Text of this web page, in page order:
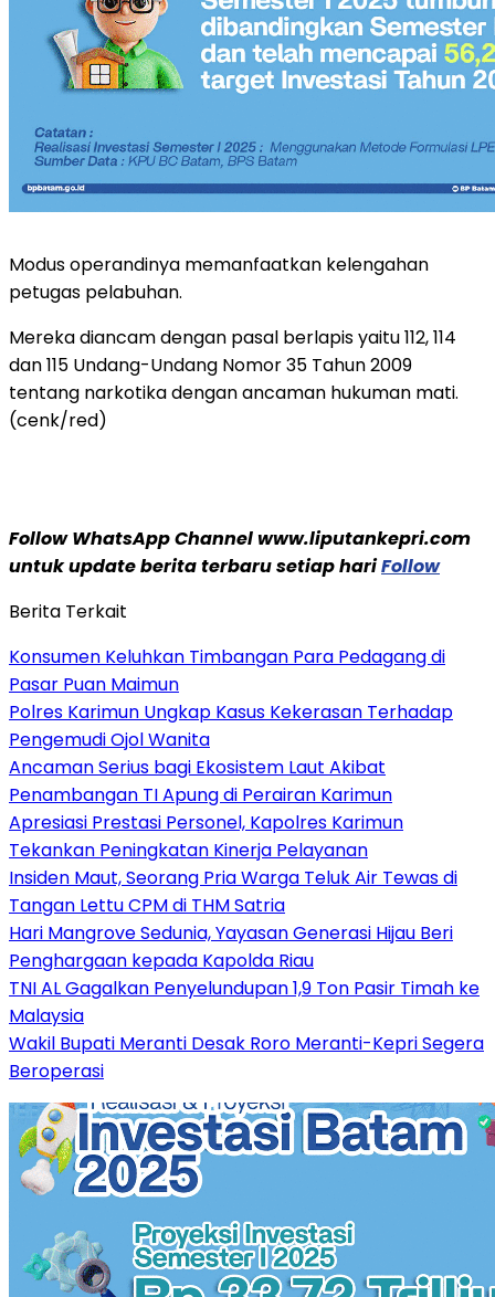
Modus operandinya memanfaatkan kelengahan
petugas pelabuhan.
Mereka diancam dengan pasal berlapis yaitu 112, 114
dan 115 Undang-Undang Nomor 35 Tahun 2009
tentang narkotika dengan ancaman hukuman mati.
(cenk/red)
Follow WhatsApp Channel www.liputankepri.com
untuk update berita terbaru setiap hariFollow
Berita Terkait
Konsumen Keluhkan Timbangan Para Pedagang di
Pasar Puan Maimun
Polres Karimun Ungkap Kasus Kekerasan Terhadap
Pengemudi Ojol Wanita
Ancaman Serius bagi Ekosistem Laut Akibat
Penambangan TI Apung di Perairan Karimun
Apresiasi Prestasi Personel, Kapolres Karimun
Tekankan Peningkatan Kinerja Pelayanan
Insiden Maut, Seorang Pria Warga Teluk Air Tewas di
Tangan Lettu CPM di THM Satria
Hari Mangrove Sedunia, Yayasan Generasi Hijau Beri
Penghargaan kepada Kapolda Riau
TNI AL Gagalkan Penyelundupan 1,9 Ton Pasir Timah ke
Malaysia
Wakil Bupati Meranti Desak Roro Meranti-Kepri Segera
Beroperasi